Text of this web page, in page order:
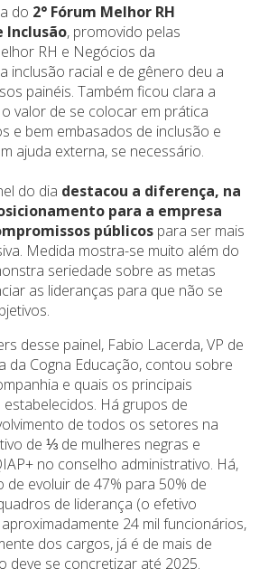
do 2° Fórum Melhor RH
Inclusão, promovido pelas
RH e Negócios da
inclusão racial e de gênero deu a
painéis. Também ficou clara a
valor de se colocar em prática
e bem embasados de inclusão e
ajuda externa, se necessário.
do dia destacou a diferença, na
para a empresa
públicos para ser mais
Medida mostra-se muito além do
seriedade sobre as metas
as lideranças para que não se
desse painel, Fabio Lacerda, VP de
da Cogna Educação, contou sobre
e quais os principais
Há grupos de
de todos os setores na
de ⅓ de mulheres negras e
no conselho administrativo. Há,
de evoluir de 47% para 50% de
de liderança (o efetivo
24 mil funcionários,
dos cargos, já é de mais de
deve se concretizar até 2025.